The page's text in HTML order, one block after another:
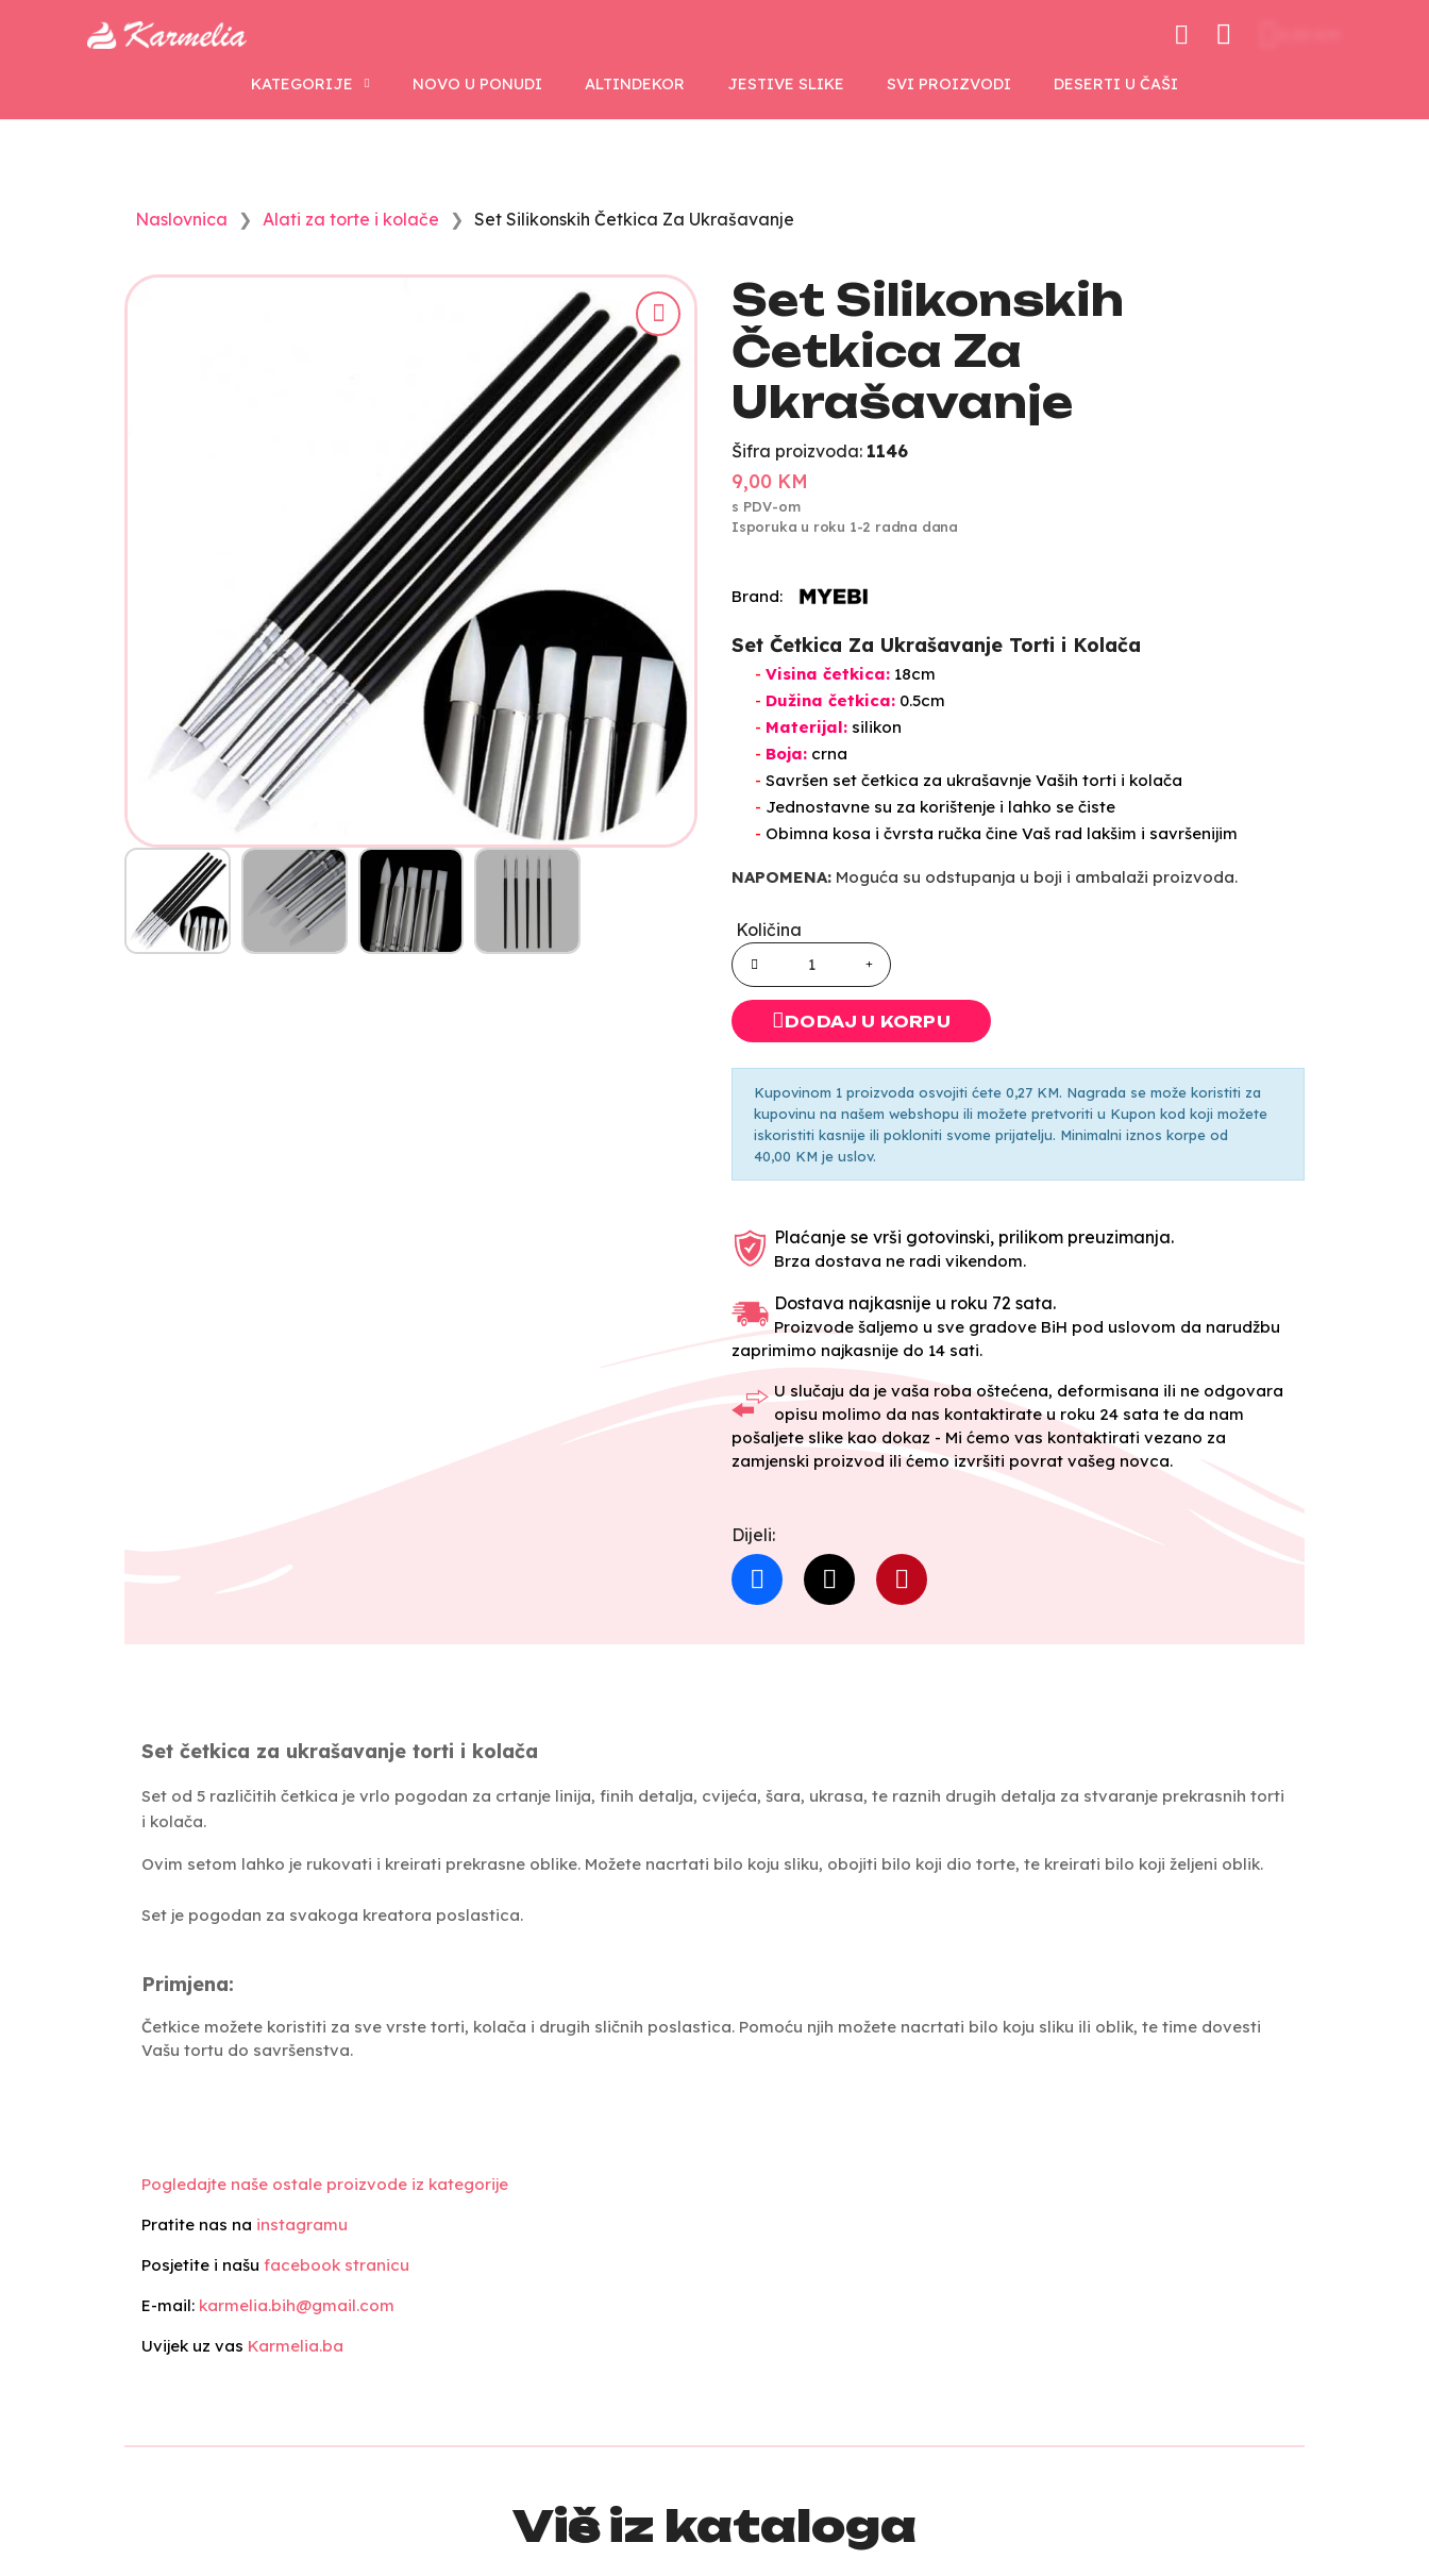
KATEGORIJE NOVO U PONUDI ALTINDEKOR JESTIVE SLIKE SVI PROIZVODI DESERTI U ČAŠI
Naslovnica Alati za torte i kolače Set Silikonskih Četkica Za Ukrašavanje
Set Silikonskih
Četkica Za
Ukrašavanje
Šifra proizvoda: 1146
9,00 KM
s PDV-om
Isporuka u roku 1-2 radna dana
Brand:
Set Četkica Za Ukrašavanje Torti i Kolača
- Visina četkica: 18cm
- Dužina četkica: 0.5cm
- Materijal: silikon
- Boja: crna
- Savršen set četkica za ukrašavnje Vaših torti i kolača
- Jednostavne su za korištenje i lahko se čiste
- Obimna kosa i čvrsta ručka čine Vaš rad lakšim i savršenijim
NAPOMENA: Moguća su odstupanja u boji i ambalaži proizvoda.
Količina
DODAJ U KORPU
Kupovinom 1 proizvoda osvojiti ćete 0,27 KM. Nagrada se može koristiti za
kupovinu na našem webshopu ili možete pretvoriti u Kupon kod koji možete
iskoristiti kasnije ili pokloniti svome prijatelju. Minimalni iznos korpe od
40,00 KM je uslov.
Plaćanje se vrši gotovinski, prilikom preuzimanja.
Brza dostava ne radi vikendom.
Dostava najkasnije u roku 72 sata.
Proizvode šaljemo u sve gradove BiH pod uslovom da narudžbu
zaprimimo najkasnije do 14 sati.
U slučaju da je vaša roba oštećena, deformisana ili ne odgovara
opisu molimo da nas kontaktirate u roku 24 sata te da nam
pošaljete slike kao dokaz - Mi ćemo vas kontaktirati vezano za
zamjenski proizvod ili ćemo izvršiti povrat vašeg novca.
Dijeli:
Set četkica za ukrašavanje torti i kolača
Set od 5 različitih četkica je vrlo pogodan za crtanje linija, finih detalja, cvijeća, šara, ukrasa, te raznih drugih detalja za stvaranje prekrasnih torti
i kolača.
Ovim setom lahko je rukovati i kreirati prekrasne oblike. Možete nacrtati bilo koju sliku, obojiti bilo koji dio torte, te kreirati bilo koji željeni oblik.
Set je pogodan za svakoga kreatora poslastica.
Primjena:
Četkice možete koristiti za sve vrste torti, kolača i drugih sličnih poslastica. Pomoću njih možete nacrtati bilo koju sliku ili oblik, te time dovesti
Vašu tortu do savršenstva.
Pogledajte naše ostale proizvode iz kategorije
Pratite nas na instagramu
Posjetite i našu facebook stranicu
E-mail: karmelia.bih@gmail.com
Uvijek uz vas Karmelia.ba
Više iz kataloga